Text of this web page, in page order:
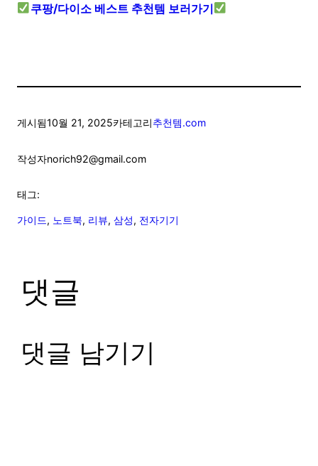
쿠팡/다이소 베스트 추천템 보러가기
게시됨10월 21, 2025카테고리추천템.com
작성자norich92@gmail.com
태그:
가이드, 노트북, 리뷰, 삼성, 전자기기
댓글
댓글 남기기